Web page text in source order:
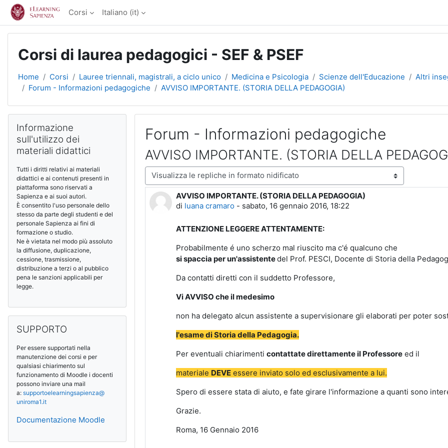
Vai al contenuto principale
Corsi Italiano ‎(it)‎
Corsi di laurea pedagogici - SEF & PSEF
Home Corsi Lauree triennali, magistrali, a ciclo unico Medicina e Psicologia Scienze dell'Educazione Altri
Forum - Informazioni pedagogiche
AVVISO IMPORTANTE. (STORIA DELLA PEDAGOGIA)
Forum - Informazioni pedagogiche
AVVISO IMPORTANTE. (STORIA DELLA
Modalità visualizzazione
AVVISO IMPORTANTE. (STORIA DELLA PEDAGOGIA)
di luana cramaro- sabato, 16 gennaio 2016, 18:22
Numero di risposte: 0
ATTENZIONE LEGGERE ATTENTAMENTE:
Probabilmente é uno scherzo mal riuscito ma c'é qualcuno che
si spaccia per un'assistentedel Prof. PESCI, Docente di Storia della
Da contatti diretti con il suddetto Professore,
Vi AVVISO che il medesimo
non ha delegato alcun assistente a supervisionare gli elaborati per poter
l'esame di Storia della Pedagogia.
Per eventuali chiarimenti contattate direttamente il Professoreed il
materiale DEVEessere inviato solo ed esclusivamente a lui.
Spero di essere stata di aiuto, e fate girare l'informazione a quanti sono
Grazie.
Roma, 16 Gennaio 2016
Blocchi
Informazione
sull'utilizzo dei
materiali didattici
Tutti i diritti relativi ai materiali
didattici e ai contenuti presenti in
piattaforma sono riservati a
Sapienza e ai suoi autori.
È consentito l'uso personale dello
stesso da parte degli studenti e del
personale Sapienza ai fini di
formazione o studio.
Ne è vietata nel modo più assoluto
la diffusione, duplicazione,
cessione, trasmissione,
distribuzione a terzi o al pubblico
pena le sanzioni applicabili per
legge.
SUPPORTO
Per essere supportati nella
manutenzione dei corsi e per
qualsiasi chiarimento sul
funzionamento di Moodle i docenti
possono inviare una mail
a: supportoelearningsapienza@
uniroma1.it
Documentazione Moodle